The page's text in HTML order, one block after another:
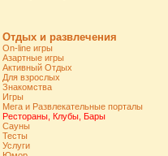
Отдых и развлечения
On-line игры
Азартные игры
Активный Отдых
Для взрослых
Знакомства
Игры
Мега и Развлекательные порталы
Рестораны, Клубы, Бары
Сауны
Тесты
Услуги